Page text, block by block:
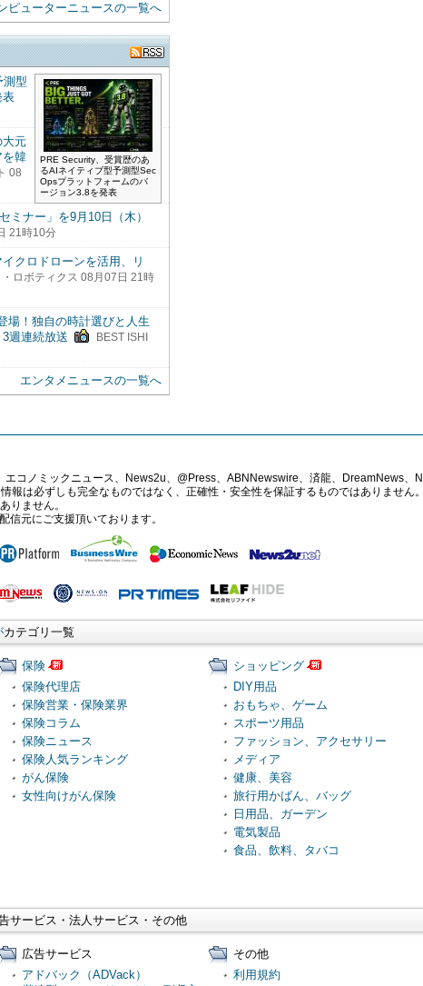
ピューターニュースの一覧へ
PRE Security、受賞歴のあ
るAIネイティブ型予測型Sec
Opsプラットフォームのバ
ージョン3.8を発表
測型
表
大元
を韓
08
ミナー」を9月10日（木）
21時10分
クロドローンを活用、リ
ロボティクス 08月07日 21時
場！独自の時計選びと人生
週連続放送
BEST ISHI
エンタメニュースの一覧へ
コノミックニュース、News2u、@Press、ABNNewswire、済龍、DreamNews、
は必ずしも完全なものではなく、正確性・安全性を保証するものではありません
りません。
信元にご支援頂いております。
カテゴリ一覧
保険
保険代理店
保険営業・保険業界
保険コラム
保険ニュース
保険人気ランキング
がん保険
女性向けがん保険
ショッピング
DIY用品
おもちゃ、ゲーム
スポーツ用品
ファッション、アクセサリー
メディア
健康、美容
旅行用かばん、バッグ
日用品、ガーデン
電気製品
食品、飲料、タバコ
サービス・法人サービス・その他
広告サービス
アドバック（ADVack）
その他
利用規約